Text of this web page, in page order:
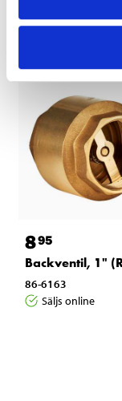
Andra
895
Backventil, 1"
86-6163
Säljs online